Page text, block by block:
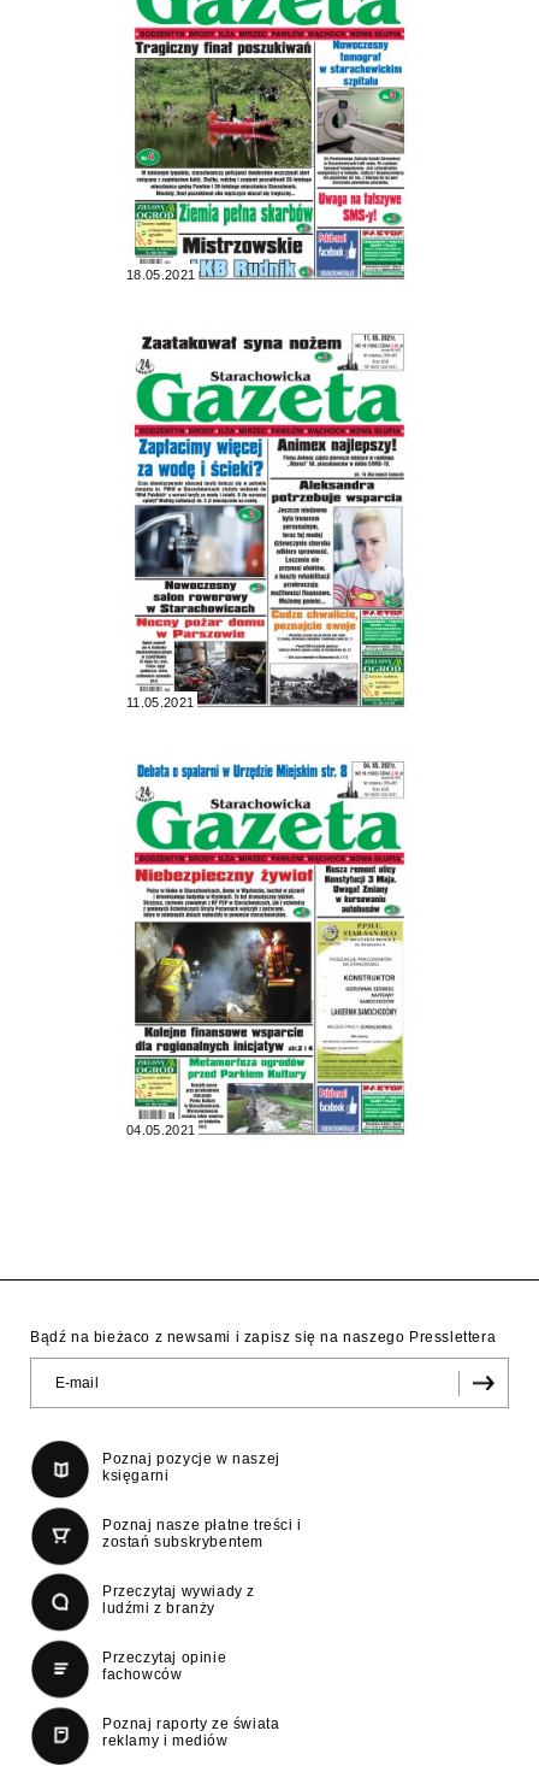
18.05.2021
11.05.2021
04.05.2021
Bądź na bieżaco z newsami i zapisz się na naszego Presslettera
Poznaj pozycje w naszej
księgarni
Poznaj nasze płatne treści i
zostań subskrybentem
Przeczytaj wywiady z
ludźmi z branży
Przeczytaj opinie
fachowców
Poznaj raporty ze świata
reklamy i mediów